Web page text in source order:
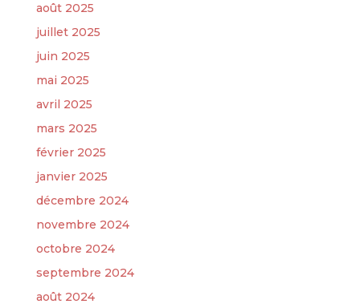
août 2025
juillet 2025
juin 2025
mai 2025
avril 2025
mars 2025
février 2025
janvier 2025
décembre 2024
novembre 2024
octobre 2024
septembre 2024
août 2024